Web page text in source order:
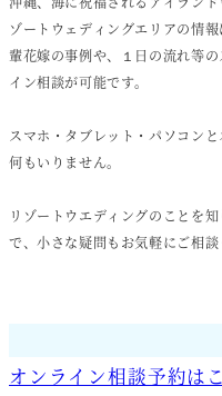
ゾートウェディングエリアの情
輩花嫁の事例や、１日の流れ等
イン相談が可能です。
スマホ・タブレット・パソコン
何もいりません。
リゾートウエディングのことを
で、小さな疑問もお気軽にご相談
オンライン相談予約は